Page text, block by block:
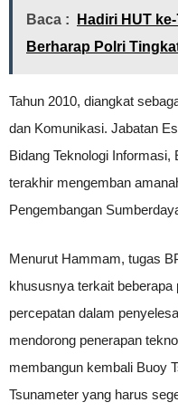
Baca :
Hadiri HUT
Berharap Polri
Tahun 2010, diangkat
dan Komunikasi. Jabatan
Bidang Teknologi
terakhir mengemban
Pengembangan
Menurut Hammam, tugas
khususnya terkait
percepatan dalam
mendorong penerapan
membangun kembali Buoy
Tsunameter yang harus